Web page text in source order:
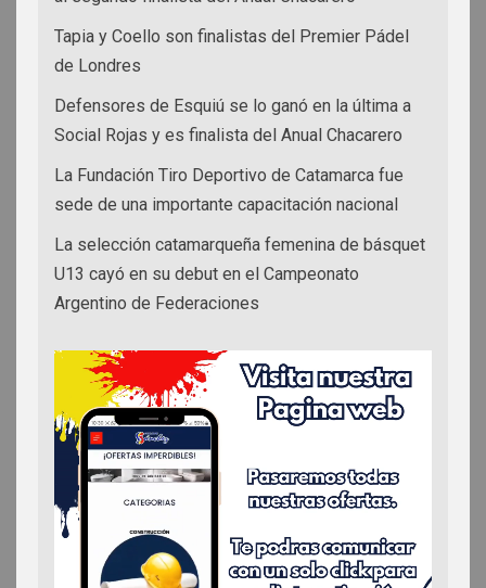
Tapia y Coello son finalistas del Premier Pádel
de Londres
Defensores de Esquiú se lo ganó en la última a
Social Rojas y es finalista del Anual Chacarero
La Fundación Tiro Deportivo de Catamarca fue
sede de una importante capacitación nacional
La selección catamarqueña femenina de básquet
U13 cayó en su debut en el Campeonato
Argentino de Federaciones